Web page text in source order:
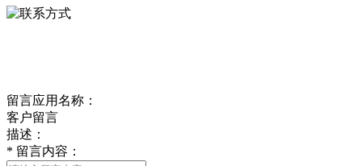
留言应用名称：
客户留言
描述：
* 留言内容：